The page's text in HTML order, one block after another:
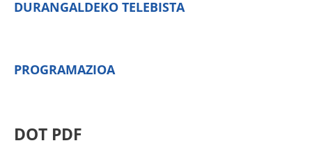
DURANGALDEKO TELEBISTA
PROGRAMAZIOA
DOT PDF